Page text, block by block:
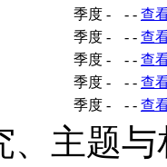
季度 - - - 查
季度 - - - 查
季度 - - - 查
季度 - - - 查
季度 - - - 查
、主题